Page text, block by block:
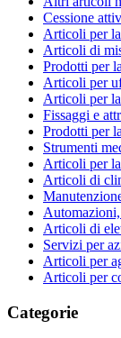
Cessione
Articoli per
Articoli di
Prodotti per
Articoli per
Articoli per
Fissaggi e
Prodotti per
Strumenti
Articoli per
Articoli di
Articoli di
Servizi per
Articoli per
Articoli per
Categorie